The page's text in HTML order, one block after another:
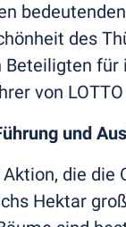
des
Beteiligten für
von
und
die die
Hektar